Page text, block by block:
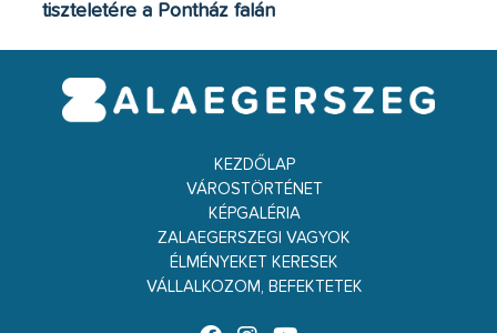
tiszteletére a Pontház falán
KEZDŐLAP
VÁROSTÖRTÉNET
KÉPGALÉRIA
ZALAEGERSZEGI VAGYOK
ÉLMÉNYEKET KERESEK
VÁLLALKOZOM, BEFEKTETEK